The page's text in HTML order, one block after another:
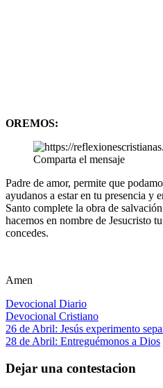
OREMOS:
Comparta el mensaje
Padre de amor, permite que
ayudanos a estar en tu presencia y
Santo complete la obra de
hacemos en nombre de Jesucristo
concedes.
Amen
Devocional Diario
Devocional Cristiano
Navegación
de
entradas
Entrada
anterior:
26 de Abril: Jesús experimento
Siguiente
28 de Abril: Entreguémonos a Dios
Dejar una contestacion